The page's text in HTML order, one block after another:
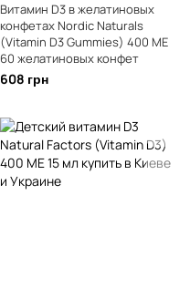
Витамин D3 в желатиновых
конфетах Nordic Naturals
(Vitamin D3 Gummies) 400 МЕ
60 желатиновых конфет
608 грн